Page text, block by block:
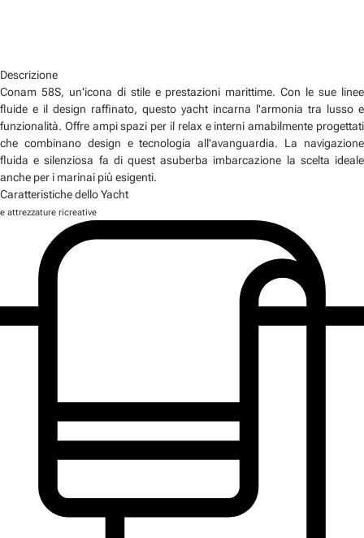
Descrizione
Conam 58S, un'icona di stile e prestazioni marittime. Con le sue linee
fluide e il design raffinato, questo yacht incarna l'armonia tra lusso e
funzionalità. Offre ampi spazi per il relax e interni amabilmente progettati
che combinano design e tecnologia all'avanguardia. La navigazione
fluida e silenziosa fa di quest asuberba imbarcazione la scelta ideale
anche per i marinai più esigenti.
Caratteristiche dello Yacht
e attrezzature ricreative